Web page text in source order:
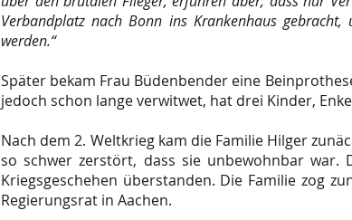
Verbandplatz nach Bonn ins Krankenhaus
werden.“
Später bekam Frau Büdenbender eine
jedoch schon lange verwitwet, hat drei Kinder,
Nach dem 2. Weltkrieg kam die Familie Hilger
so schwer zerstört, dass sie unbewohnbar war.
Kriegsgeschehen überstanden. Die Familie zog
Regierungsrat in Aachen.